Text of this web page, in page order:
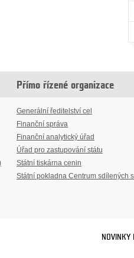
Přímo řízené organizace
Generální ředitelství cel
Finanční správa
Finanční analytický úřad
Úřad pro zastupování státu
Státní tiskárna cenin
Státní pokladna Centrum sdílených
NOVINKY